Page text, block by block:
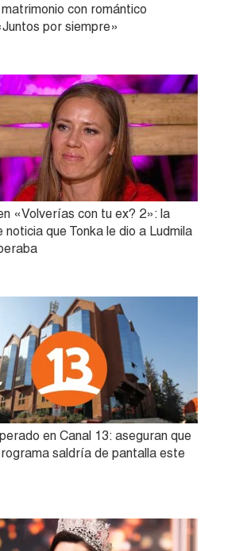
con romántico
por siempre»
«Volverías con tu ex? 2»: la
que Tonka le dio a Ludmila
en Canal 13: aseguran que
saldría de pantalla este